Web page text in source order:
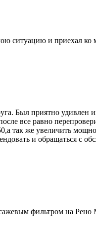
ситуацию и приехал ко
Был приятно удивлен
все равно
так же увеличить
и обращаться с
фильтром на Рено